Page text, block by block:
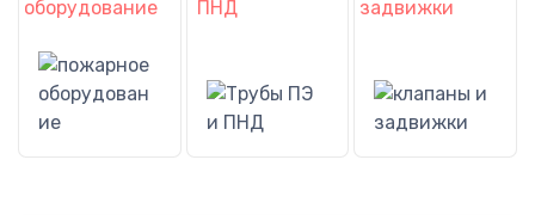
оборудование
ПНД
задвижки